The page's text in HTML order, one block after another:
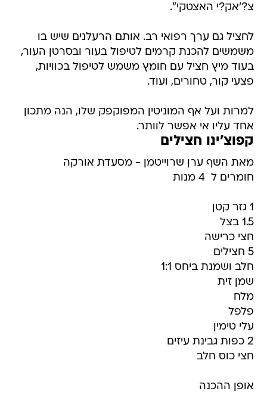
צ?'אק?י האצטקי".
לחציל גם ערך רפואי רב. אותם הרעלנים שיש בו
משמשים להכנת קרמים לטיפול בעור ובסרטן העור,
בעוד מיץ חציל עם חומץ משמש לטיפול בכוויות,
פצעי קור, טחורים, ועוד.
למרות ועל אף המוניטין המפוקפק שלו, הנה מתכון
אחד עליו אי אפשר לוותר.
קפוצ'ינו חצילים
מאת השף ערן שרוייטמן - מסעדת אורקה
חומרים ל  4 מנות
1 גזר קטן
1.5 בצל
חצי כרישה
5 חצילים
חלב ושמנת ביחס 1:1
שמן זית
מלח
פלפל
עלי טימין
2 כפות גבינת עיזים
חצי כוס חלב
אופן ההכנה